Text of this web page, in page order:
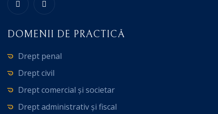
DOMENII DE PRACTICĂ
Drept penal
Drept civil
Drept comercial și societar
Drept administrativ și fiscal